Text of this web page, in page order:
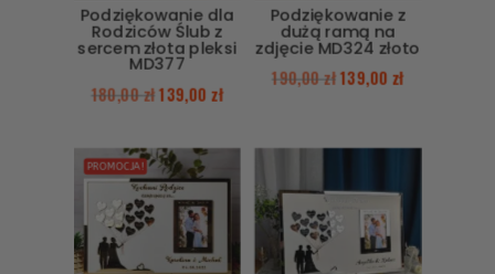
Podziękowanie dla
Rodziców Ślub z
sercem złota pleksi
MD377
180,00 zł139,00 zł
Podziękowanie z
dużą ramą na
zdjęcie MD324 złoto
190,00 zł139,00 zł
PROMOCJA!